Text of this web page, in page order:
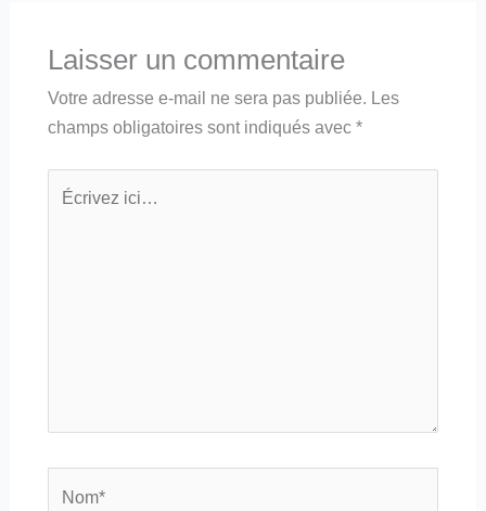
Laisser un commentaire
Votre adresse e-mail ne sera pas publiée. Les
champs obligatoires sont indiqués avec *